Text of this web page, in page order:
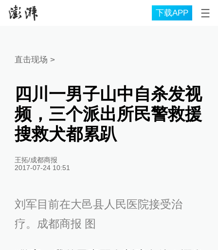
下载APP
直击现场 >
四川一男子山中自杀发视
频，三个派出所民警救援
搜救犬都累趴
王拓/成都商报
2017-07-24 10:51
刘军目前在大邑县人民医院接受治
疗。成都商报 图